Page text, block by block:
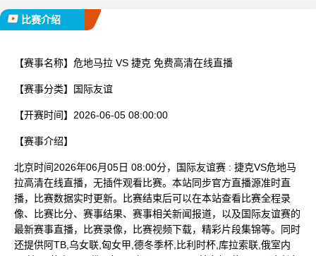
比赛介绍
【赛事名称】 危地马拉 VS 捷克 免费高清在线直播
【赛事分类】 国际友谊
【开赛时间】 2026-06-05 08:00:00
【赛事介绍】
北京时间2026年06月05日 08:00分，国际友谊赛 : 捷克VS危地马
拉高清在线直播，无插件观看比赛。本站同步官方直播源准时直
播，比赛数据实时更新。比赛结束后可以在本站查看比赛全程录
像、比赛比分、赛事结果、赛事相关新闻报道，以及国际友谊赛的
最新赛事直播，比赛录像，比赛视频下载，精彩片段集锦等。同时
还提供阿TB,乌女联,匈女甲,德冬季杯,比利时杯,库拉索联,俄室内